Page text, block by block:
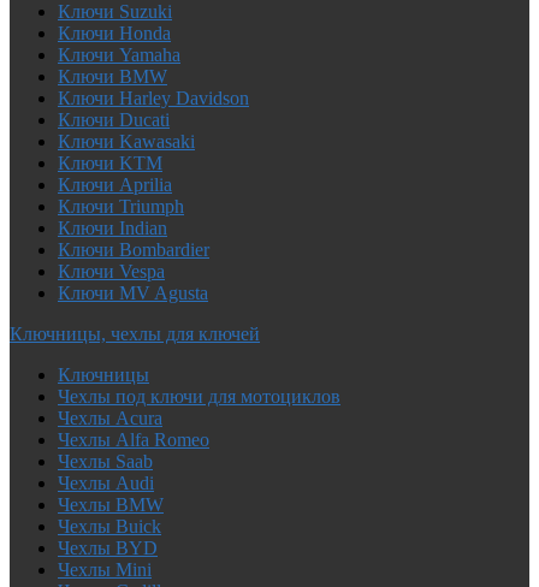
Ключи Suzuki
Ключи Honda
Ключи Yamaha
Ключи BMW
Ключи Harley Davidson
Ключи Ducati
Ключи Kawasaki
Ключи KTM
Ключи Aprilia
Ключи Triumph
Ключи Indian
Ключи Bombardier
Ключи Vespa
Ключи MV Agusta
Ключницы, чехлы для ключей
Ключницы
Чехлы под ключи для мотоциклов
Чехлы Acura
Чехлы Alfa Romeo
Чехлы Saab
Чехлы Audi
Чехлы BMW
Чехлы Buick
Чехлы BYD
Чехлы Mini